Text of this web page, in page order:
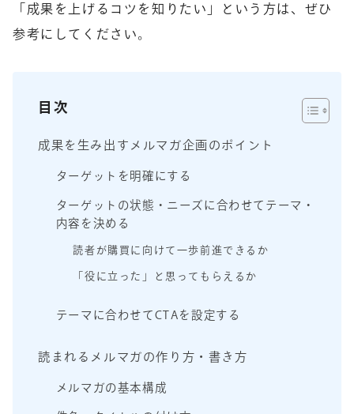
「成果を上げるコツを知りたい」という方は、ぜひ
参考にしてください。
目次
成果を生み出すメルマガ企画のポイント
ターゲットを明確にする
ターゲットの状態・ニーズに合わせてテーマ・
内容を決める
読者が購買に向けて一歩前進できるか
「役に立った」と思ってもらえるか
テーマに合わせてCTAを設定する
読まれるメルマガの作り方・書き方
メルマガの基本構成